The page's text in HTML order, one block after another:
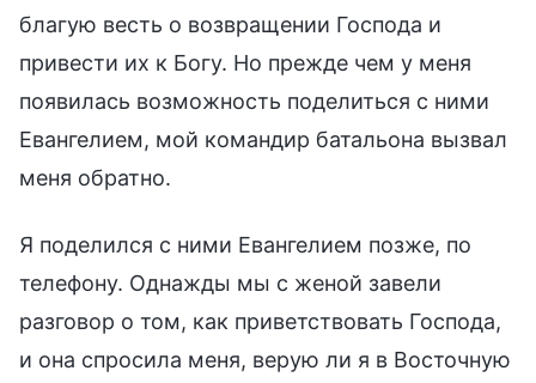
благую весть о возвращении Господа и
привести их к Богу. Но прежде чем у меня
появилась возможность поделиться с ними
Евангелием, мой командир батальона вызвал
меня обратно.
Я поделился с ними Евангелием позже, по
телефону. Однажды мы с женой завели
разговор о том, как приветствовать Господа,
и она спросила меня, верую ли я в Восточную